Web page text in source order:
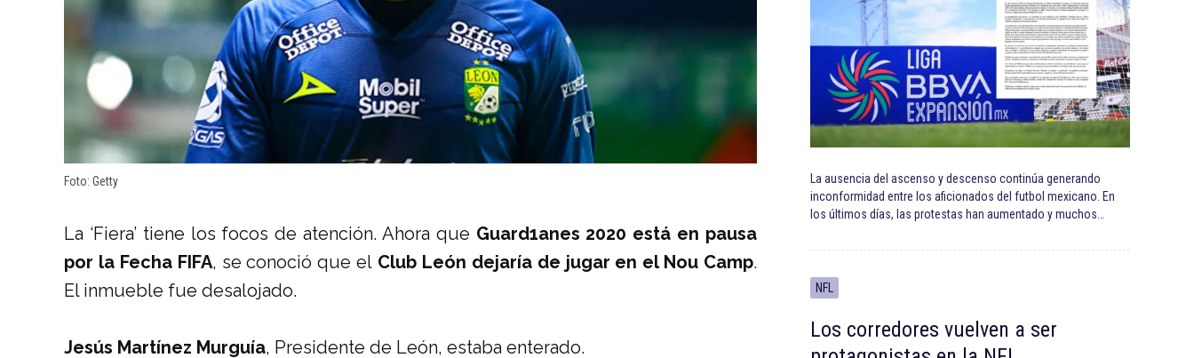
Foto: Getty
La ‘Fiera’ tiene los focos de atención. Ahora que Guard1anes 2020 está en pausa
por la Fecha FIFA, se conoció que el Club León dejaría de jugar en el Nou Camp.
El inmueble fue desalojado.
Jesús Martínez Murguía, Presidente de León, estaba enterado.
La ausencia del ascenso y descenso continúa generando
inconformidad entre los aficionados del futbol mexicano. En
los últimos días, las protestas han aumentado y muchos…
NFL
Los corredores vuelven a ser